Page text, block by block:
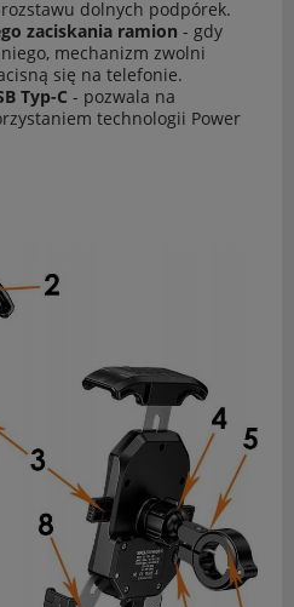
rozstawu dolnych podpórek.
zaciskania ramion - gdy
mechanizm zwolni
się na telefonie.
Typ-C - pozwala na
technologii Power